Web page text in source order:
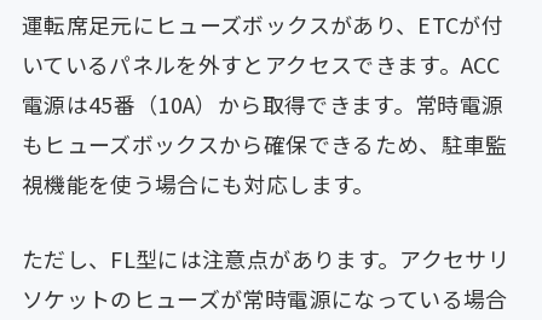
運転席足元にヒューズボックスがあり、ETCが付
いているパネルを外すとアクセスできます。ACC
電源は45番（10A）から取得できます。常時電源
もヒューズボックスから確保できるため、駐車監
視機能を使う場合にも対応します。
ただし、FL型には注意点があります。アクセサリ
ソケットのヒューズが常時電源になっている場合